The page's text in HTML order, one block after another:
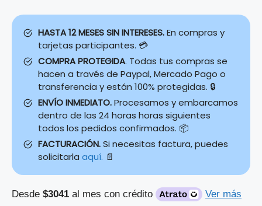
HASTA 12 MESES SIN INTERESES.En compras y
tarjetas participantes. 💳
COMPRA PROTEGIDA. Todas tus compras se
hacen a través de Paypal, Mercado Pago o
transferencia y están 100% protegidas. 🔒
ENVÍO INMEDIATO.Procesamos y embarcamos
dentro de las 24 horas horas siguientes
todos los pedidos confirmados. 📦
FACTURACIÓN.Si necesitas factura, puedes
solicitarla aquí. 📄
Desde $3041 al mes con crédito Ver más